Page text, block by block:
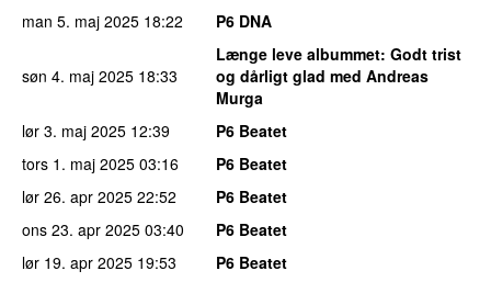
man 5. maj 2025 18:22 P6 DNA
søn 4. maj 2025 18:33
Længe leve albummet: Godt trist
og dårligt glad med Andreas
Murga
lør 3. maj 2025 12:39
P6 Beatet
tors 1. maj 2025 03:16
P6 Beatet
lør 26. apr 2025 22:52
P6 Beatet
ons 23. apr 2025 03:40
P6 Beatet
lør 19. apr 2025 19:53
P6 Beatet